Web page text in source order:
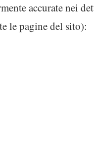
accurate nei
le pagine del sito):